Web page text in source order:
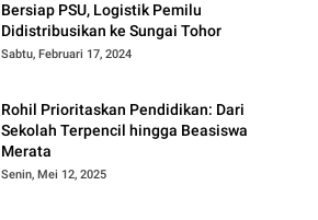
Bersiap PSU, Logistik Pemilu
Didistribusikan ke Sungai Tohor
Sabtu, Februari 17, 2024
Rohil Prioritaskan Pendidikan: Dari
Sekolah Terpencil hingga Beasiswa
Merata
Senin, Mei 12, 2025